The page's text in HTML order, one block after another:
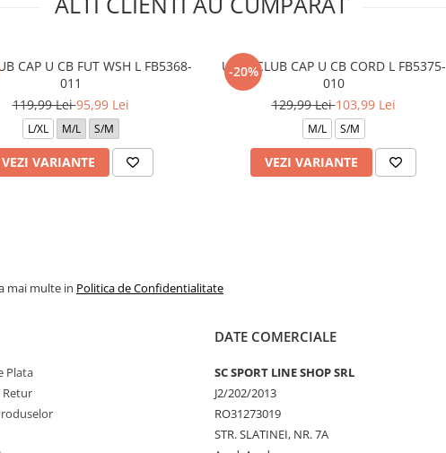
CAP U CB FUT WSH L FB5368-
011
119,99 Lei95,99 Lei
L/XL M/L S/M
VEZI VARIANTE
-20%
U NK CLUB CAP U CB CORD L FB5375-
010
129,99 Lei103,99 Lei
M/L S/M
VEZI VARIANTE
mai multe in Politica de Confidentialitate
Plata
Retur
DATE COMERCIALE
SC SPORT LINE SHOP SRL
J2/202/2013
RO31273019
STR. SLATINEI, NR. 7A